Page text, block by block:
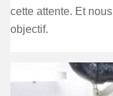
cette attente. Et
objectif.